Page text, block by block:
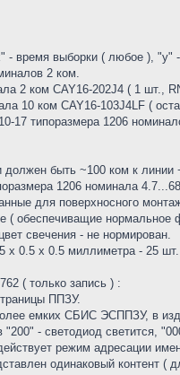
время выборки ( любое ), "у"
2 ком.
2 ком CAY16-202J4 ( 1 шт.,
10 ком CAY16-103J4LF (
17 типоразмера 1206
должен быть ~100 ком к линии
1206 номинала
для поверхносного
обеспечиващие нормальное
свечения - не нормирован.
х 0.5 х 0.5 миллиметра - 25 шт.
( только запись ) :
ППЗУ.
емких СБИС ЭСППЗУ, в
- светодиод светится,
режим адресации
одинаковый контент (